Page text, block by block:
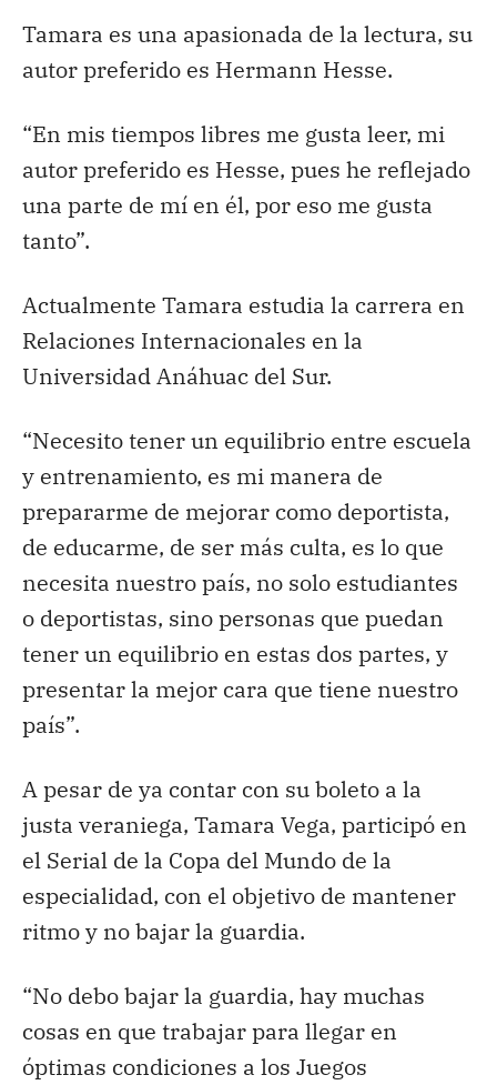
Tamara es una apasionada de la lectura, su
autor preferido es Hermann Hesse.
“En mis tiempos libres me gusta leer, mi
autor preferido es Hesse, pues he reflejado
una parte de mí en él, por eso me gusta
tanto”.
Actualmente Tamara estudia la carrera en
Relaciones Internacionales en la
Universidad Anáhuac del Sur.
“Necesito tener un equilibrio entre escuela
y entrenamiento, es mi manera de
prepararme de mejorar como deportista,
de educarme, de ser más culta, es lo que
necesita nuestro país, no solo estudiantes
o deportistas, sino personas que puedan
tener un equilibrio en estas dos partes, y
presentar la mejor cara que tiene nuestro
país”.
A pesar de ya contar con su boleto a la
justa veraniega, Tamara Vega, participó en
el Serial de la Copa del Mundo de la
especialidad, con el objetivo de mantener
ritmo y no bajar la guardia.
“No debo bajar la guardia, hay muchas
cosas en que trabajar para llegar en
óptimas condiciones a los Juegos